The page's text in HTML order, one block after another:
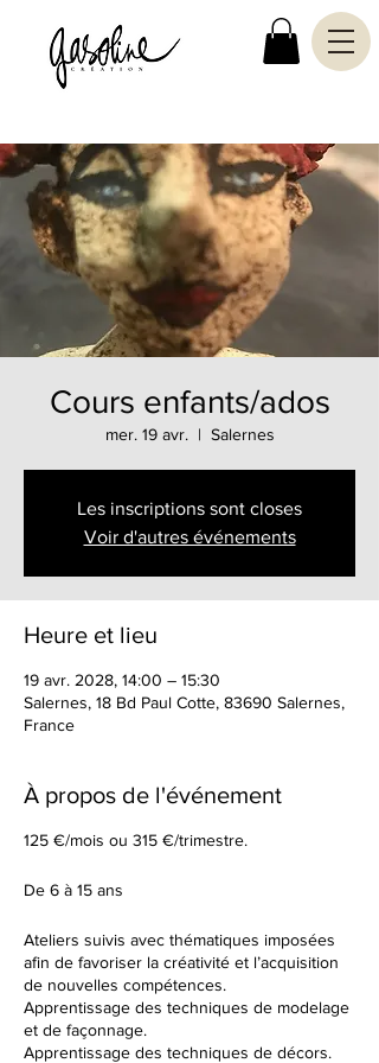
Cours enfants/ados
mer. 19 avr.
  |
Salernes
Les inscriptions sont closes
Voir d'autres événements
Heure et lieu
19 avr. 2028, 14:00 – 15:30
Salernes, 18 Bd Paul Cotte, 83690 Salernes,
France
À propos de l'événement
125 €/mois ou 315 €/trimestre.
De 6 à 15 ans
Ateliers suivis avec thématiques imposées
afin de favoriser la créativité et l’acquisition
de nouvelles compétences.
Apprentissage des techniques de modelage
et de façonnage.
Apprentissage des techniques de décors.